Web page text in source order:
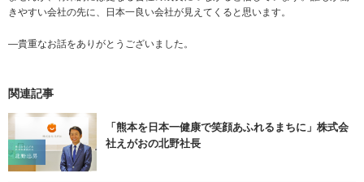
きやすい会社の先に、日本一良い会社が見えてくると思います。
―貴重なお話をありがとうございました。
関連記事
「熊本を日本一健康で笑顔あふれるまちに」株式会
社えがおの北野社長